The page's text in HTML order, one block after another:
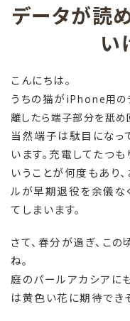
データが読
い
こんにちは。
うちの猫がiPhone用の
離したら端子部分を舐め
当然端子は駄目になっ
います。充電してたつ
いうことが何度もあり
ルが早期退役を余儀な
てしまいます。
さて、春分が過ぎ、 この
ね。
庭のパールアカシアに
は黄色い花に期待でき